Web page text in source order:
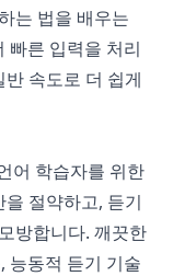
는 법을 배우는
빠른 입력을 처리
속도로 더 쉽게
어 학습자를 위한
절약하고, 듣기
방합니다. 깨끗한
능동적 듣기 기술